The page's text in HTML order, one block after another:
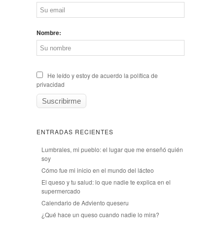
Nombre:
He leído y estoy de acuerdo la política de
privacidad
ENTRADAS RECIENTES
Lumbrales, mi pueblo: el lugar que me enseñó quién
soy
Cómo fue mi inicio en el mundo del lácteo
El queso y tu salud: lo que nadie te explica en el
supermercado
Calendario de Adviento queseru
¿Qué hace un queso cuando nadie lo mira?